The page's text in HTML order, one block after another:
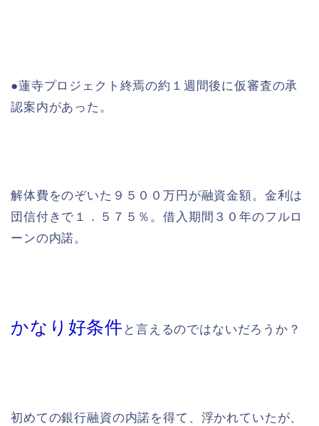
●蓮寺プロジェクト終焉の約１週間後に仮審査の承
認案内があった。
解体費をのぞいた９５００万円が融資金額。金利は
団信付きで１．５７５％。借入期間３０年のフルロ
ーンの内諾。
かなり好条件 と言えるのではないだろうか？
初めての銀行融資の内諾を得て、浮かれていたが、